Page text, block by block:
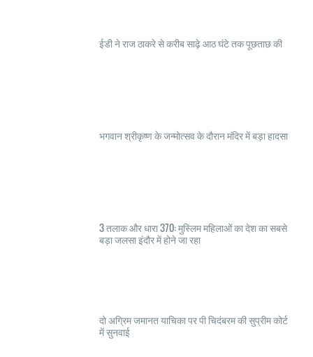
ईडी ने राज ठाकरे से करीब साढ़े आठ घंटे तक पूछताछ की
भगवान श्रीकृष्ण के जन्मोत्सव के दौरान मंदिर में बड़ा हादसा
3 तलाक और धारा 370: मुस्लिम महिलाओं का देश का सबसे
बड़ा जलसा इंदौर में होने जा रहा
दो अग्रिम जमानत याचिका पर पी चिदंबरम की सुप्रीम कोर्ट
में सुनवाई